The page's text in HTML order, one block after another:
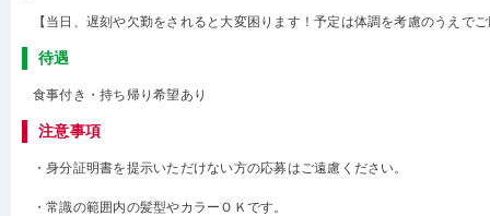
【当日、遅刻や欠勤をされると大変困ります！予定は体調を考慮のうえで
待遇
食事付き・持ち帰り希望あり
注意事項
・身分証明書を提示いただけない方の応募はご遠慮ください。
・常識の範囲内の髪型やカラーＯＫです。